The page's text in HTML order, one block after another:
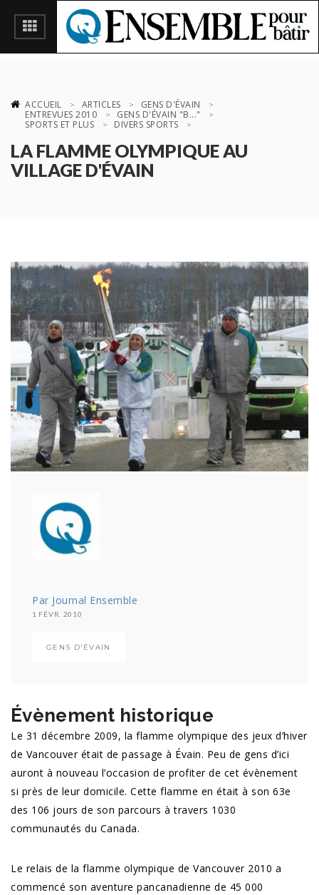
ACCUEIL ARTICLES
GENS D'ÉVAIN
ENTREVUES 2010
GENS D'ÉVAIN "B..."
SPORTS ET PLUS
DIVERS SPORTS
LA FLAMME OLYMPIQUE AU
VILLAGE D'ÉVAIN
Par Journal Ensemble
1 FÉVR. 2010
GENS D'ÉVAIN
Évènement historique
Le 31 décembre 2009, la flamme olympique des jeux d’hiver
de Vancouver était de passage à Évain. Peu de gens d’ici
auront à nouveau l’occasion de profiter de cet évènement
si près de leur domicile. Cette flamme en était à son 63e
des 106 jours de son parcours à travers 1030
communautés du Canada.
Le relais de la flamme olympique de Vancouver 2010 a
commencé son aventure pancanadienne de 45 000